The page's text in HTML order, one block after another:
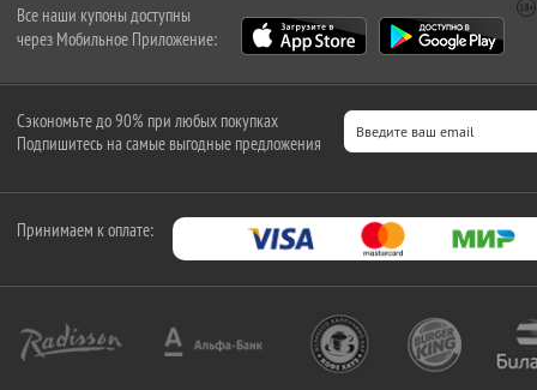
Все наши купоны доступны
через Мобильное Приложение:
Сэкономьте до 90% при любых покупках
Подпишитесь на самые выгодные предложения
Принимаем к оплате: